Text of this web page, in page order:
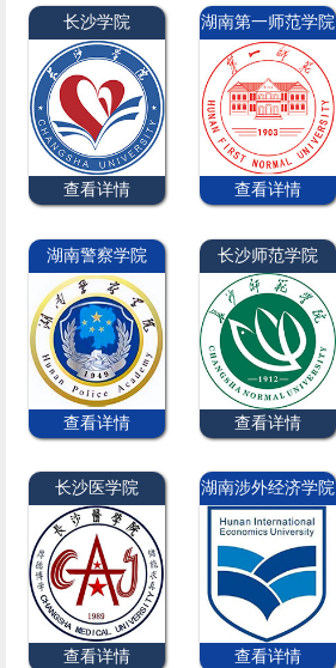
长沙学院
查看详情
湖南第一师范学院
查看详情
湖南警察学院
查看详情
长沙师范学院
查看详情
长沙医学院
查看详情
湖南涉外经济学院
查看详情